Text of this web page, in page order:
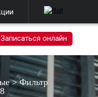
Записаться онлайн
>Фильтр